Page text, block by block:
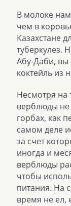
В молоке
чем в
Казахстане
туберкулез.
Абу-Даби,
коктейль из
Несмотря на
верблюды не
горбах, как
самом деле
за счет
иногда и
верблюды
чтобы
питания. На
время не ел,